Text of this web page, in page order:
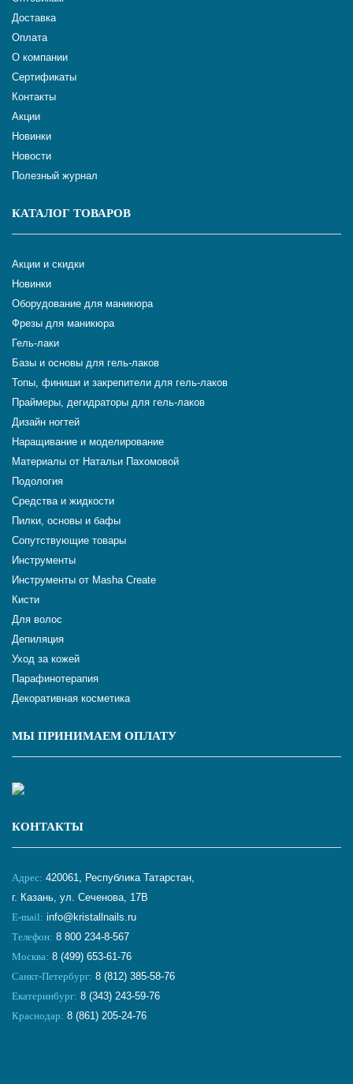
Доставка
Оплата
О компании
Сертификаты
Контакты
Акции
Новинки
Новости
Полезный журнал
КАТАЛОГ ТОВАРОВ
Акции и скидки
Новинки
Оборудование для маникюра
Фрезы для маникюра
Гель-лаки
Базы и основы для гель-лаков
Топы, финиши и закрепители для гель-лаков
Праймеры, дегидраторы для гель-лаков
Дизайн ногтей
Наращивание и моделирование
Материалы от Натальи Пахомовой
Подология
Средства и жидкости
Пилки, основы и бафы
Сопутствующие товары
Инструменты
Инструменты от Masha Create
Кисти
Для волос
Депиляция
Уход за кожей
Парафинотерапия
Декоративная косметика
МЫ ПРИНИМАЕМ ОПЛАТУ
КОНТАКТЫ
Адрес: 420061, Республика Татарстан,
г. Казань, ул. Сеченова, 17В
E-mail: info@kristallnails.ru
Телефон: 8 800 234-8-567
Москва: 8 (499) 653-61-76
Санкт-Петербург: 8 (812) 385-58-76
Екатеринбург: 8 (343) 243-59-76
Краснодар: 8 (861) 205-24-76